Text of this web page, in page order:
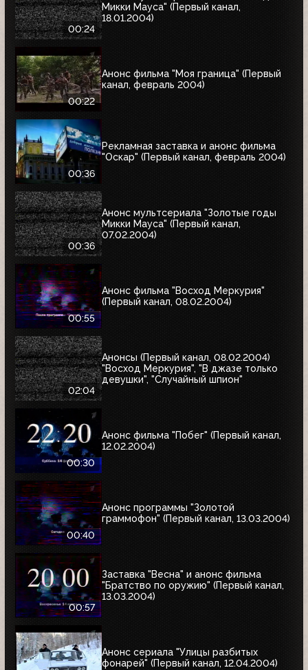
00:24
Микки Мауса" (Первый канал,
18.01.2004)
00:22
Анонс фильма "Моя граница" (Первый
канал, февраль 2004)
00:36
Рекламная заставка и анонс фильма
"Оскар" (Первый канал, февраль 2004)
00:36
Анонс мультсериала "Золотые годы
Микки Мауса" (Первый канал,
07.02.2004)
00:55
Анонс фильма "Восход Меркурия"
(Первый канал, 08.02.2004)
02:04
Анонсы (Первый канал, 08.02.2004)
"Восход Меркурия", "В джазе только
девушки", "Случайный шпион"
00:30
Анонс фильма "Побег" (Первый канал,
12.02.2004)
00:40
Анонс программы "Золотой
граммофон" (Первый канал, 13.03.2004)
00:57
Заставка "Весна" и анонс фильма
"Братство по оружию" (Первый канал,
13.03.2004)
Анонс сериала "Улицы разбитых
фонарей" (Первый канал, 12.04.2004)